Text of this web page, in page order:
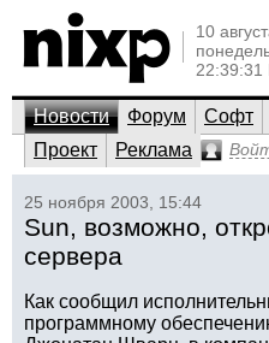
10
22:39:31
Новости Форум Софт
Проект
Реклама
25 ноября 2003, 15:44
Sun, возможно,
сервера
Как сообщил
программному